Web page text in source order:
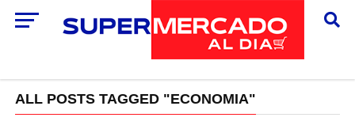
ALL POSTS TAGGED "ECONOMIA"